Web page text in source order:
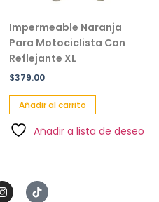
Impermeable Naranja
Para Motociclista Con
Reflejante XL
$379.00
Añadir al carrito
Añadir a lista de deseo